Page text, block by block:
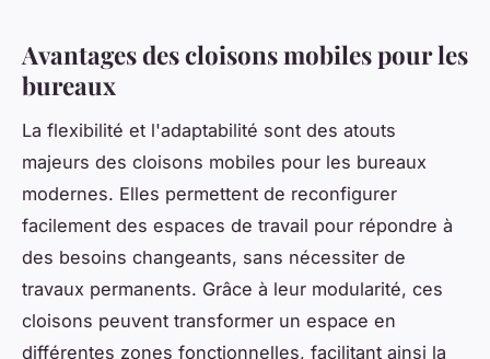
Avantages des cloisons mobiles pour les
bureaux
La flexibilité et l'adaptabilité sont des atouts
majeurs des cloisons mobiles pour les bureaux
modernes. Elles permettent de reconfigurer
facilement des espaces de travail pour répondre à
des besoins changeants, sans nécessiter de
travaux permanents. Grâce à leur modularité, ces
cloisons peuvent transformer un espace en
différentes zones fonctionnelles, facilitant ainsi la